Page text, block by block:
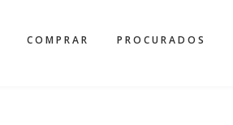
COMPRAR PROCURADOS